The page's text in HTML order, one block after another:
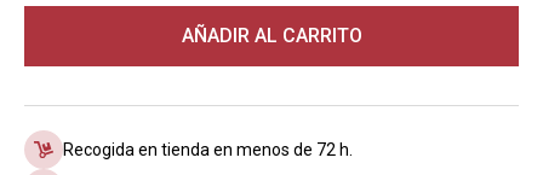
AÑADIR AL CARRITO
Recogida en tienda en menos de 72 h.